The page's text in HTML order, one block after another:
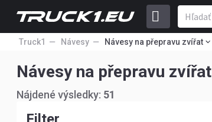
Truck1 Návesy Návesy na přepravu zvířat
Návesy na přepravu zvířat
Nájdené výsledky: 51